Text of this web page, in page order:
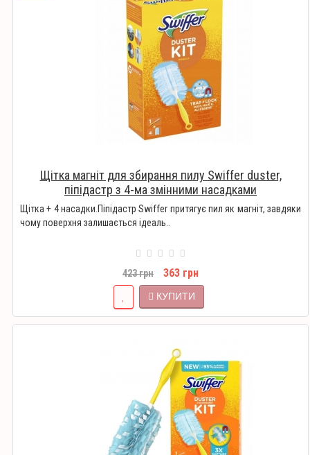
Щітка магніт для збирання пилу Swiffer duster,
піпідастр з 4-ма змінними насадками
Щітка + 4 насадки.Піпідастр Swiffer притягує пил як магніт, завдяки
чому поверхня залишається ідеаль..
423 грн 363 грн
КУПИТИ